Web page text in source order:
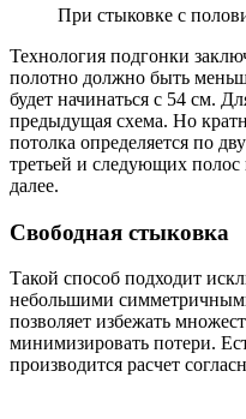
При стыковке с
Технология подгонки
полотно должно быть
будет начинаться с 54 см.
предыдущая схема. Но
потолка определяется по
третьей и следующих полос
далее.
Свободная стыковка
Такой способ подходит
небольшими
позволяет избежать
минимизировать потери.
производится расчет